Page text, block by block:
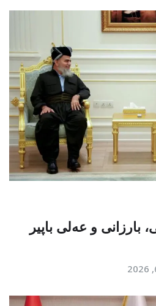
بارزانی و عەلی باپیر